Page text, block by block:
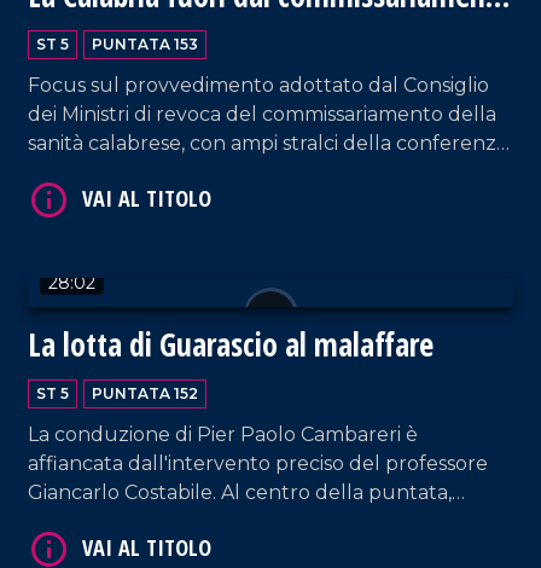
della Sanità
ST 5 PUNTATA 153
Focus sul provvedimento adottato dal Consiglio
dei Ministri di revoca del commissariamento della
sanità calabrese, con ampi stralci della conferenza
governatore Roberto Occhiuto. Intervento da
28:02
La lotta di Guarascio al malaffare
ST 5 PUNTATA 152
La conduzione di Pier Paolo Cambareri è
affiancata dall'intervento preciso del professore
Giancarlo Costabile. Al centro della puntata,
'Ndrangheta da parte del procuratore capo di
VAI AL TITOLO
VAI AL TITOLO